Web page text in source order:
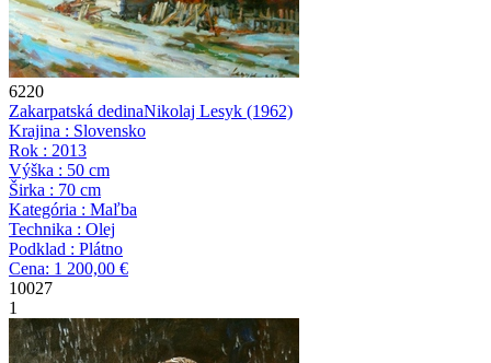
6220
Zakarpatská dedinaNikolaj Lesyk (1962)
Krajina : Slovensko
Rok : 2013
Výška : 50 cm
Širka : 70 cm
Kategória : Maľba
Technika : Olej
Podklad : Plátno
Cena: 1 200,00 €
10027
1